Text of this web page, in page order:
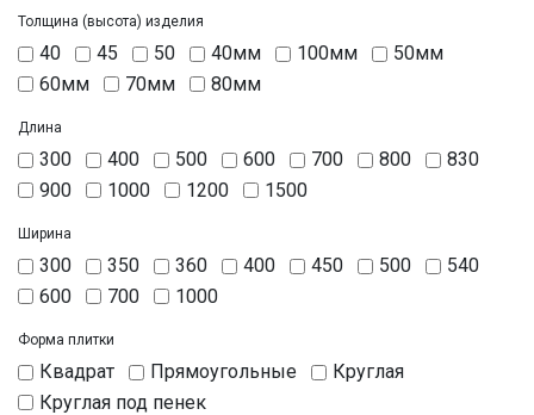
Толщина (высота) изделия
40 45 50 40мм 100мм
50мм
60мм
70мм 80мм
Длина
300 400 500 600 700 800
830
900
1000 1200 1500
Ширина
300 350 360 400 450 500
540
600
700 1000
Форма плитки
Квадрат Прямоугольные
Круглая
Круглая под пенек